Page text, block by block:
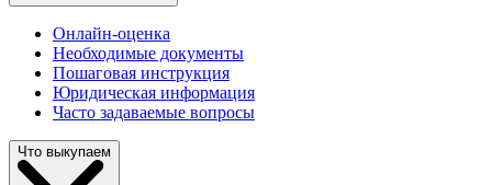
Онлайн-оценка
Необходимые документы
Пошаговая инструкция
Юридическая информация
Часто задаваемые вопросы
Что выкупаем